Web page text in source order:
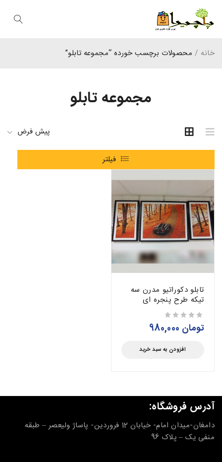
مجموعه تابلو
خانه / محصولات برچسب خورده “مجموعه تابلو”
پیش فرض
فیلتر
تابلو دکوراتیو مدرن سه
تیکه طرح پنجره ای
تومان
افزودن به سبد خرید
آدرس فروشگاه:
دامغان-میدان امام- خیابان 12 فروردین- پاساژ ولیعصر – طبقه
منفی یک – پلاک 96